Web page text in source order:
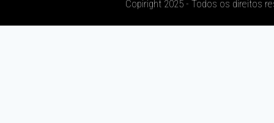
Copiright 2025 - Todos os direitos